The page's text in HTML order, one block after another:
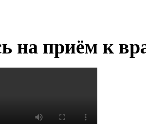
на приём к